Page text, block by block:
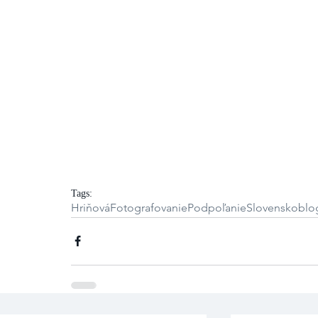
Tags:
HriňováFotografovaniePodpoľanieSlovensko